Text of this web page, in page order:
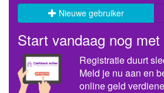
Nieuwe gebruiker
Registratie duurt
Meld je nu aan en
online geld